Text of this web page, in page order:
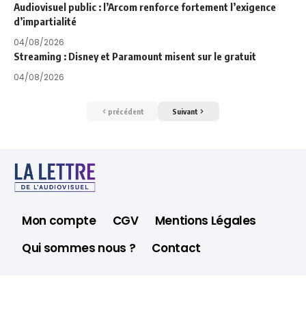
Audiovisuel public : l’Arcom renforce fortement l’exigence
d’impartialité
04/08/2026
Streaming : Disney et Paramount misent sur le gratuit
04/08/2026
précédent Suivant
Mon compte CGV
Mentions Légales
Qui sommes nous ?
Contact